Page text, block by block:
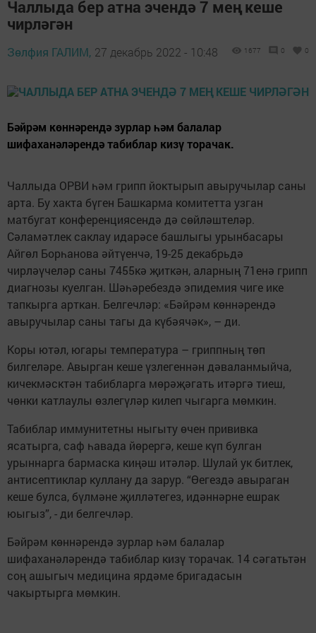
Чаллыда бер атна эчендә 7 мең кеше
чирләгән
Зөлфия ГАЛИМ, 27 декабрь 2022 - 10:48 1677 0 0
Бәйрәм көннәрендә зурлар һәм балалар
шифаханәләрендә табиблар кизү торачак.
Чаллыда ОРВИ һәм грипп йоктырып авыручылар саны
арта. Бу хакта бүген Башкарма комитетта узган
матбугат конференциясендә дә сөйләштеләр.
Сәламәтлек саклау идарәсе башлыгы урынбасары
Айгөл Борһанова әйтүенчә, 19-25 декабрьдә
чирләүчеләр саны 7455кә җиткән, аларның 71енә грипп
диагнозы куелган. Шәһәребездә эпидемия чиге ике
тапкырга арткан. Белгечләр: «Бәйрәм көннәрендә
авыручылар саны тагы да күбәячәк», – ди.
Коры ютәл, югары температура – гриппның төп
билгеләре. Авырган кеше үзлегеннән дәваланмыйча,
кичекмәсктән табибларга мөрәҗәгать итәргә тиеш,
чөнки катлаулы өзлегүләр килеп чыгарга мөмкин.
Табиблар иммунитетны ныгыту өчен прививка
ясатырга, саф һавада йөрергә, кеше күп булган
урыннарга бармаска киңәш итәләр. Шулай ук битлек,
антисептиклар куллану да зарур. “Өегездә авыраган
кеше булса, бүлмәне җилләтегез, идәннәрне ешрак
юыгыз”, - ди белгечләр.
Бәйрәм көннәрендә зурлар һәм балалар
шифаханәләрендә табиблар кизү торачак. 14 сәгатьтән
соң ашыгыч медицина ярдәме бригадасын
чакыртырга мөмкин.